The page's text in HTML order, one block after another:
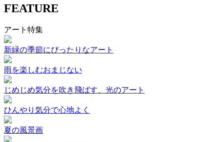
FEATURE
アート特集
新緑の季節にぴったりなアート
雨を楽しむおまじない
じめじめ気分を吹き飛ばす、光のアート
ひんやり気分で心地よく
夏の風景画